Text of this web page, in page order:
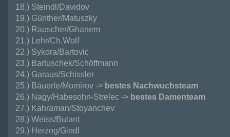
18.) Steindl/Davidov
19.) Günther/Matuszky
20.) Rauscher/Ghanem
21.) Lehr/Ch.Wolf
22.) Sykora/Bartovic
23.) Bartuschek/Schöffmann
24.) Garaus/Schissler
25.) Bäuerle/Momirov -> bestes Nachwuchsteam
26.) Nagy/Habesohn-Strelec -> bestes Damenteam
27.) Kahraman/Stoyanchev
28.) Weiss/Bulant
29.) Herzog/Gindl